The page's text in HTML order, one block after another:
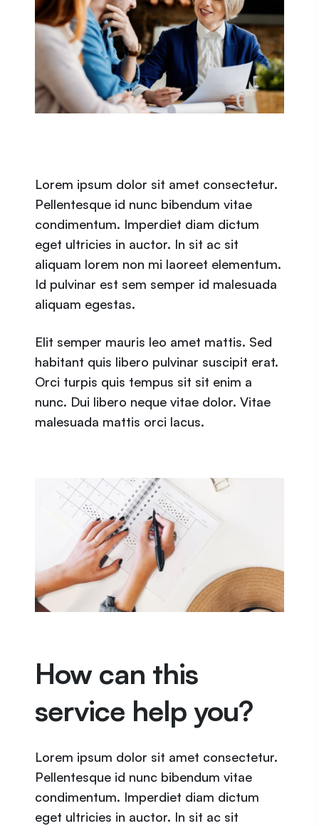
Lorem ipsum dolor sit amet consectetur.
Pellentesque id nunc bibendum vitae
condimentum. Imperdiet diam dictum
eget ultricies in auctor. In sit ac sit
aliquam lorem non mi laoreet elementum.
Id pulvinar est sem semper id malesuada
aliquam egestas.
Elit semper mauris leo amet mattis. Sed
habitant quis libero pulvinar suscipit erat.
Orci turpis quis tempus sit sit enim a
nunc. Dui libero neque vitae dolor. Vitae
malesuada mattis orci lacus.
How can this
service help you?
Lorem ipsum dolor sit amet consectetur.
Pellentesque id nunc bibendum vitae
condimentum. Imperdiet diam dictum
eget ultricies in auctor. In sit ac sit